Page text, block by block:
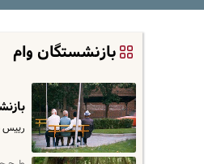
بازنشستگان وام
رییس